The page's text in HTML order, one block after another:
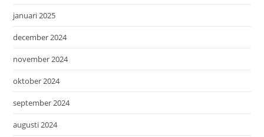
januari 2025
december 2024
november 2024
oktober 2024
september 2024
augusti 2024